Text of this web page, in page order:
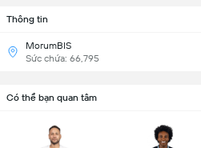
Thông tin
MorumBIS
Sức chứa: 66,795
Có thể bạn quan tâm